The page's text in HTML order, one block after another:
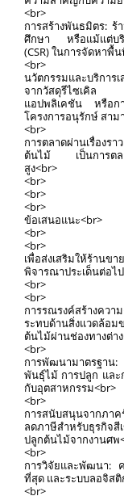
<br>
การสร้างพันธมิตร:
ศึกษา หรือแม้แต่บริ
(CSR) ในการจัดหาพื้
<br>
นวัตกรรมและบริการ
จากวัสดุรีไซเคิล ก
แอปพลิเคชัน หรือกา
โครงการอนุรักษ์ สาม
<br>
การตลาดผ่านเรื่องร
ต้นไม้ เป็นการตลา
สูง<br>
<br>
<br>
<br>
ข้อเสนอแนะ<br>
<br>
<br>
เพื่อส่งเสริมให้ร้านข
พิจารณาประเด็นต่อไ
<br>
<br>
การรณรงค์สร้างควา
ระทบด้านสิ่งแวดล้อม
ต้นไม้ผ่านช่องทางต่า
<br>
การพัฒนามาตรฐาน
พันธุ์ไม้ การปลูก และ
กับอุตสาหกรรม<br>
<br>
การสนับสนุนจากภา
ลดภาษีสำหรับธุรกิจ
ปลูกต้นไม้จากงานศพ
<br>
การวิจัยและพัฒนา:
ที่สุด และระบบลอจิส
<br>